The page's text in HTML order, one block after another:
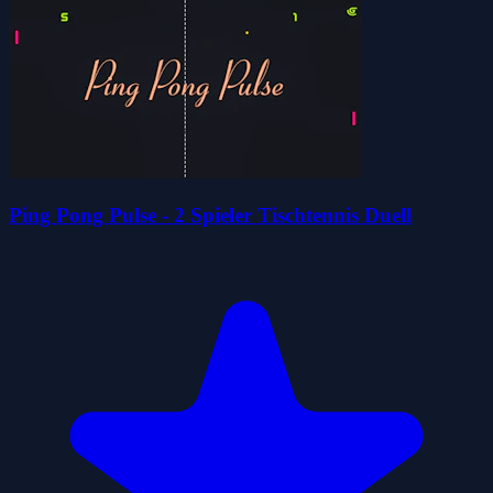
Ping Pong Pulse - 2 Spieler Tischtennis Duell